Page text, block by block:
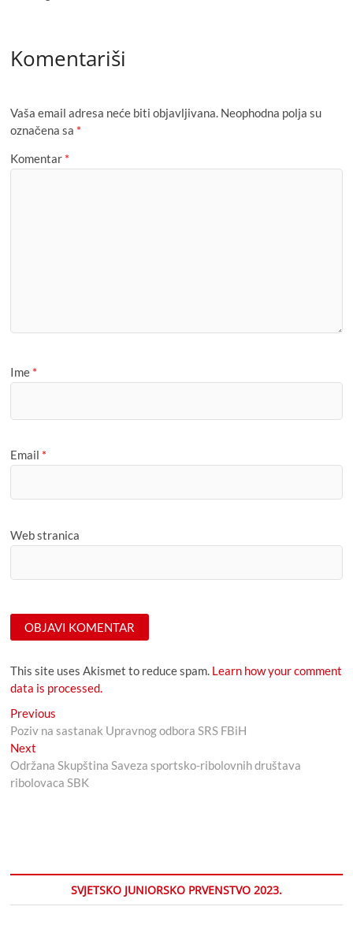
Komentariši
Vaša email adresa neće biti objavljivana. Neophodna polja su
označena sa *
Komentar *
Ime *
Email *
Web stranica
This site uses Akismet to reduce spam. Learn how your comment
data is processed.
Navigacija
članaka
Previous
post:
Poziv na sastanak Upravnog odbora SRS FBiH
Next
post:
Održana Skupština Saveza sportsko-ribolovnih društava
ribolovaca SBK
SVJETSKO JUNIORSKO PRVENSTVO 2023.